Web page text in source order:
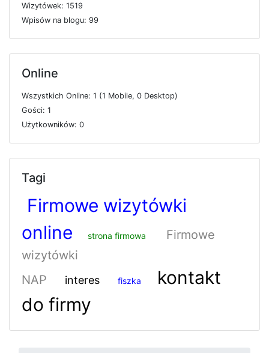
Wizytówek: 1519
Wpisów na blogu: 99
Online
Wszystkich Online: 1 (1 Mobile, 0 Desktop)
Gości: 1
Użytkowników: 0
Tagi
Firmowe wizytówki
online
strona firmowa
Firmowe
wizytówki
NAP
interes fiszka
kontakt
do firmy